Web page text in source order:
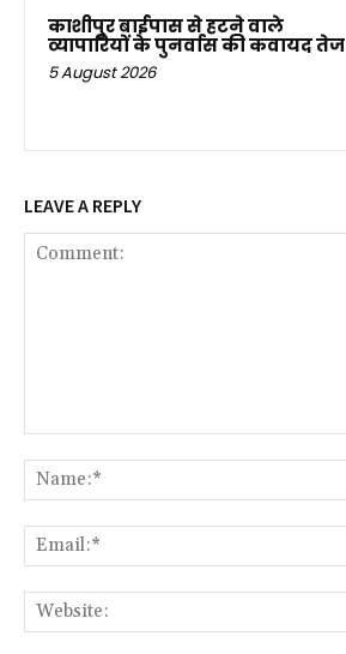
काशीपुर बाईपास से हटने वाले
व्यापारियों के पुनर्वास की कवायद तेज
5 August 2026
LEAVE A REPLY